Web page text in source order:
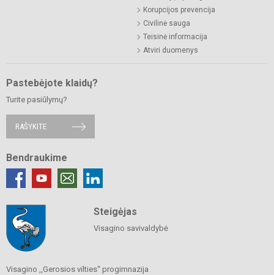
Korupcijos prevencija
Civilinė sauga
Teisinė informacija
Atviri duomenys
Pastebėjote klaidų?
Turite pasiūlymų?
RAŠYKITE
Bendraukime
Steigėjas
Visagino savivaldybė
Visagino ,,Gerosios vilties“ progimnazija